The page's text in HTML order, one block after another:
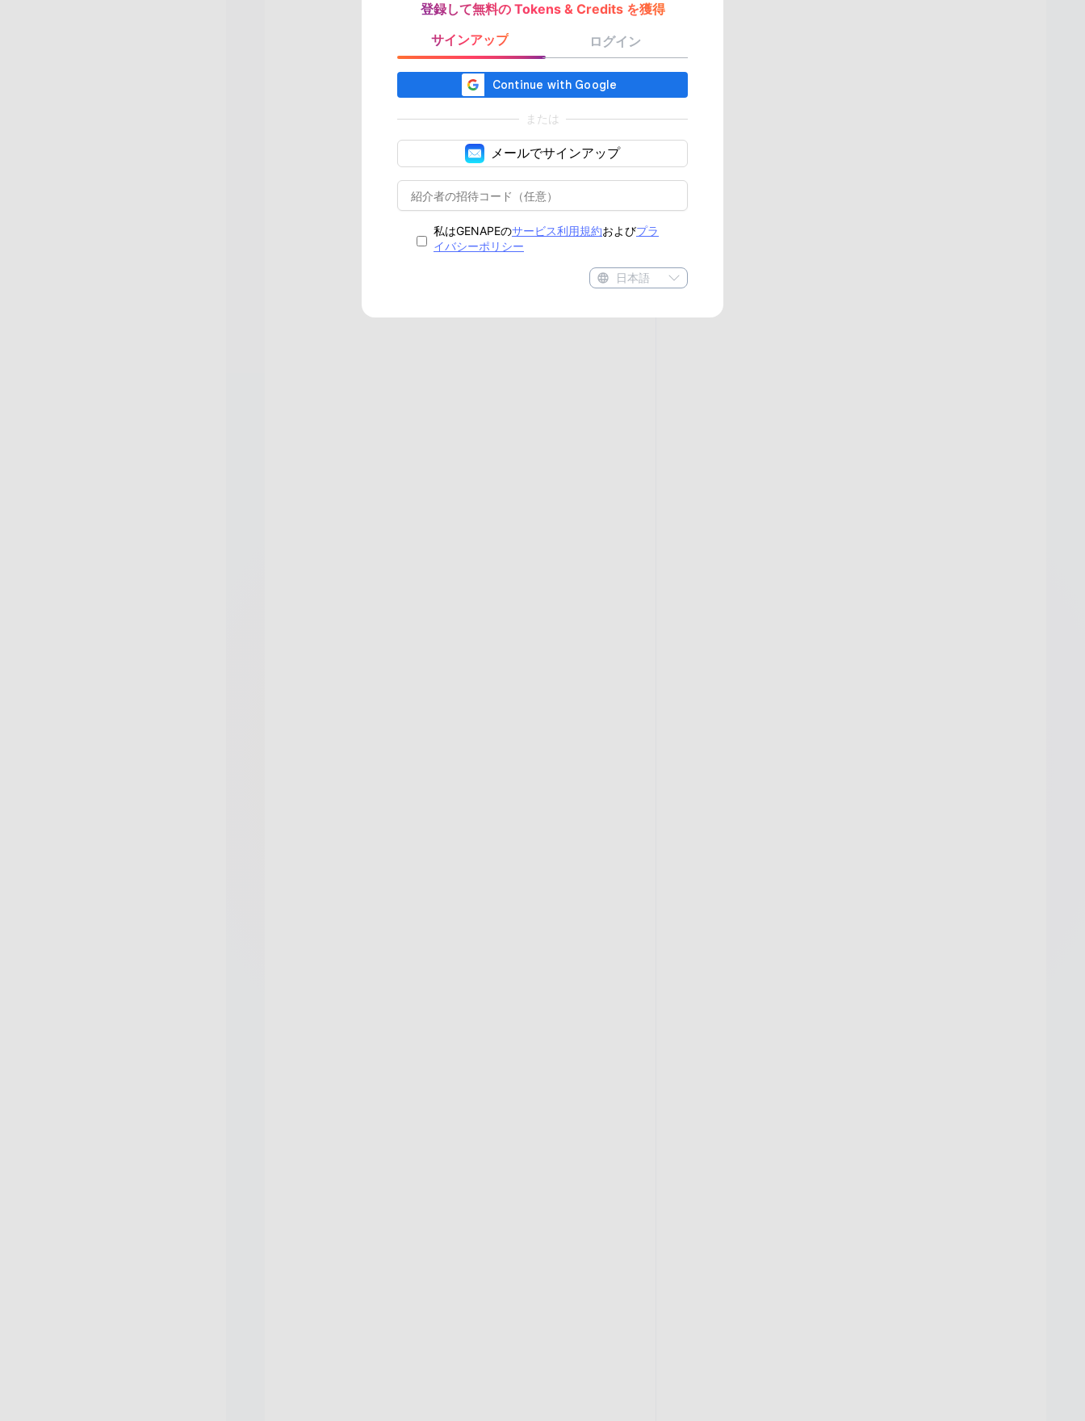
登録して無料の Tokens & Credits を獲得
サインアップ
ログイン
または
メールでサインアップ
私はGENAPEのサービス利用規約およびプラ
イバシーポリシー
日本語